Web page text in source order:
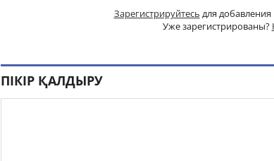
Зарегистрируйтесь для
Уже зарегистрированы?
ПІКІР ҚАЛДЫРУ